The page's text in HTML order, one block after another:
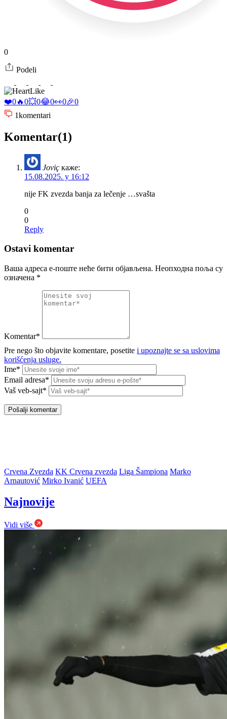
0
Podeli
Like
❤️0🔥0💥0😂0👀0🎉0
1komentari
Komentar(1)
Joviç каже:
15.08.2025. у 16:12
nije FK zvezda banja za lečenje …svašta
0
0
Reply
Ostavi komentar
Ваша адреса е-поште неће бити објављена. Неопходна поља су
означена *
Komentar*
Pre nego što objavite komentare, posetite i upoznajte se sa uslovima
korišćenja usluge.
Ime*
Email adresa*
Vaš veb-sajt*
Crvena Zvezda KK Crvena zvezda Liga Šampiona Marko
Arnautović Mirko Ivanić UEFA
Najnovije
Vidi više